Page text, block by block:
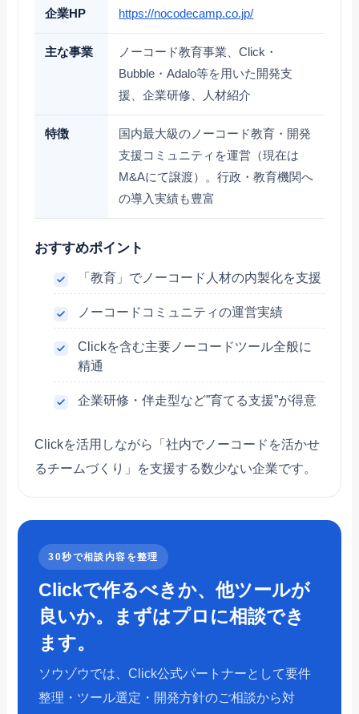
企業HP https://nocodecamp.co.jp/
主な事業
ノーコード教育事業、Click・
Bubble・Adalo等を用いた開発支
援、企業研修、人材紹介
特徴
国内最大級のノーコード教育・開発
支援コミュニティを運営（現在は
M&Aにて譲渡）。行政・教育機関へ
の導入実績も豊富
おすすめポイント
「教育」でノーコード人材の内製化を支援
ノーコードコミュニティの運営実績
Clickを含む主要ノーコードツール全般に
精通
企業研修・伴走型など”育てる支援”が得意
Clickを活用しながら「社内でノーコードを活かせ
るチームづくり」を支援する数少ない企業です。
30秒で相談内容を整理
Clickで作るべきか、他ツールが
良いか。まずはプロに相談でき
ます。
ソウゾウでは、Click公式パートナーとして要件
整理・ツール選定・開発方針のご相談から対